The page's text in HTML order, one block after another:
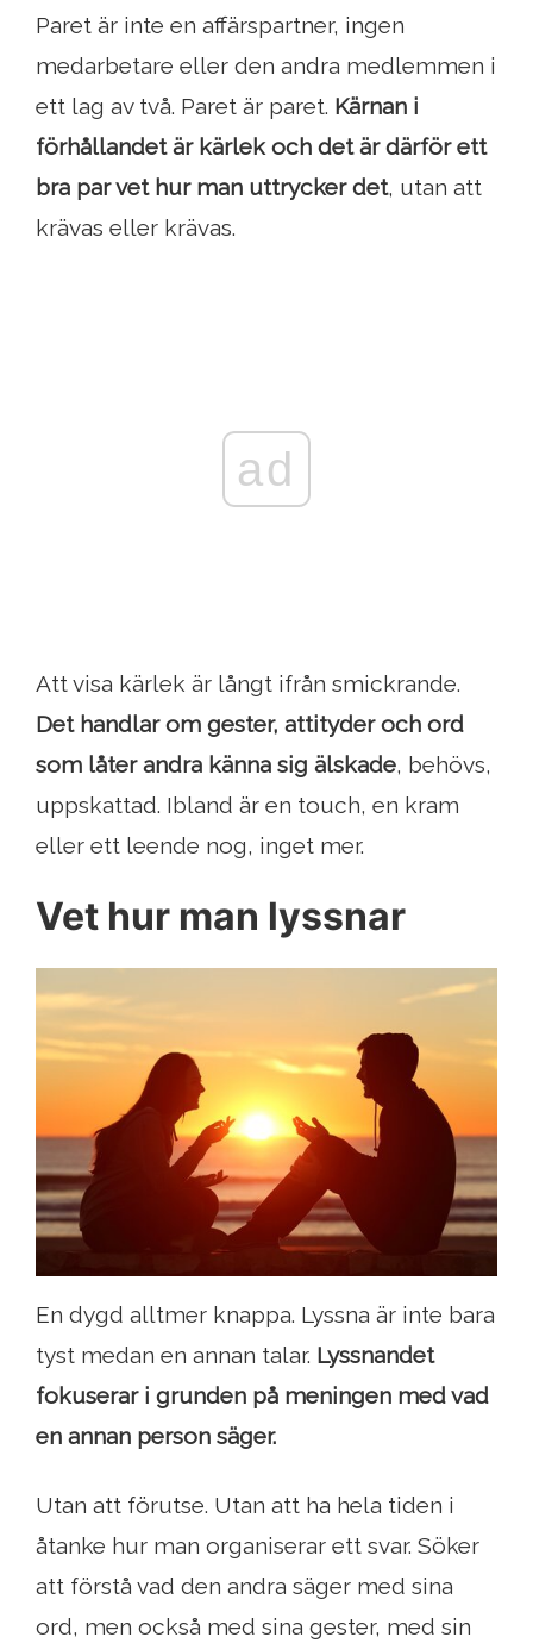
Paret är inte en affärspartner, ingen
medarbetare eller den andra medlemmen i
ett lag av två. Paret är paret. Kärnan i
förhållandet är kärlek och det är därför ett
bra par vet hur man uttrycker det, utan att
krävas eller krävas.
ad
Att visa kärlek är långt ifrån smickrande.
Det handlar om gester, attityder och ord
som låter andra känna sig älskade, behövs,
uppskattad. Ibland är en touch, en kram
eller ett leende nog, inget mer.
Vet hur man lyssnar
En dygd alltmer knappa. Lyssna är inte bara
tyst medan en annan talar. Lyssnandet
fokuserar i grunden på meningen med vad
en annan person säger.
Utan att förutse. Utan att ha hela tiden i
åtanke hur man organiserar ett svar. Söker
att förstå vad den andra säger med sina
ord, men också med sina gester, med sin